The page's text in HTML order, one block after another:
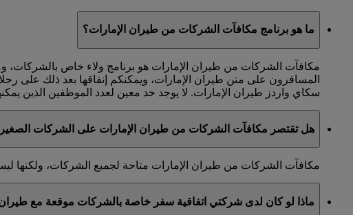
ما هو برنامج مكافآت الشركات من طيران الإمارات؟
مكافآت الشركات من طيران الإمارات هو برنامج ولاء خاص
المسافرون على متن طيران الإمارات، ويمكنكم إنفاقها بعد ذلك على
سكاي واردز طيران الإمارات. لا يوجد حد معين لعدد الموظفين الذين
هل تقتصر مكافآت الشركات من طيران الإمارات على الشركات
مكافآت الشركات من طيران الإمارات متاحة لجميع الشركات، ولكنها
ماذا لو كان لدى شركتي اتفاقية سفر خاصة بالشركات موقعة مع طيران